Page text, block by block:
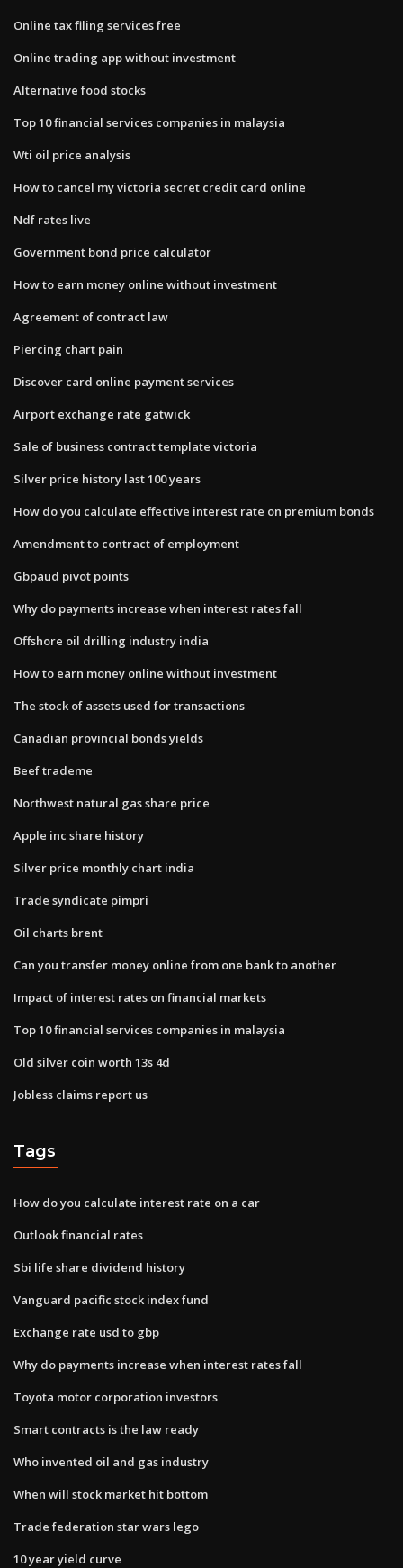
Online tax filing services free
Online trading app without investment
Alternative food stocks
Top 10 financial services companies in malaysia
Wti oil price analysis
How to cancel my victoria secret credit card online
Ndf rates live
Government bond price calculator
How to earn money online without investment
Agreement of contract law
Piercing chart pain
Discover card online payment services
Airport exchange rate gatwick
Sale of business contract template victoria
Silver price history last 100 years
How do you calculate effective interest rate on premium bonds
Amendment to contract of employment
Gbpaud pivot points
Why do payments increase when interest rates fall
Offshore oil drilling industry india
How to earn money online without investment
The stock of assets used for transactions
Canadian provincial bonds yields
Beef trademe
Northwest natural gas share price
Apple inc share history
Silver price monthly chart india
Trade syndicate pimpri
Oil charts brent
Can you transfer money online from one bank to another
Impact of interest rates on financial markets
Top 10 financial services companies in malaysia
Old silver coin worth 13s 4d
Jobless claims report us
Tags
How do you calculate interest rate on a car
Outlook financial rates
Sbi life share dividend history
Vanguard pacific stock index fund
Exchange rate usd to gbp
Why do payments increase when interest rates fall
Toyota motor corporation investors
Smart contracts is the law ready
Who invented oil and gas industry
When will stock market hit bottom
Trade federation star wars lego
10 year yield curve